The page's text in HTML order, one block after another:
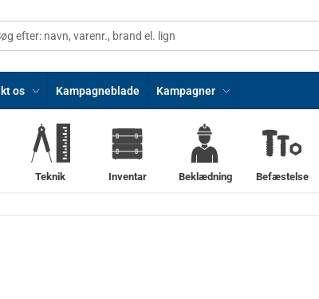
os Kampagneblade Kampagner
Teknik Inventar Beklædning Befæstelse